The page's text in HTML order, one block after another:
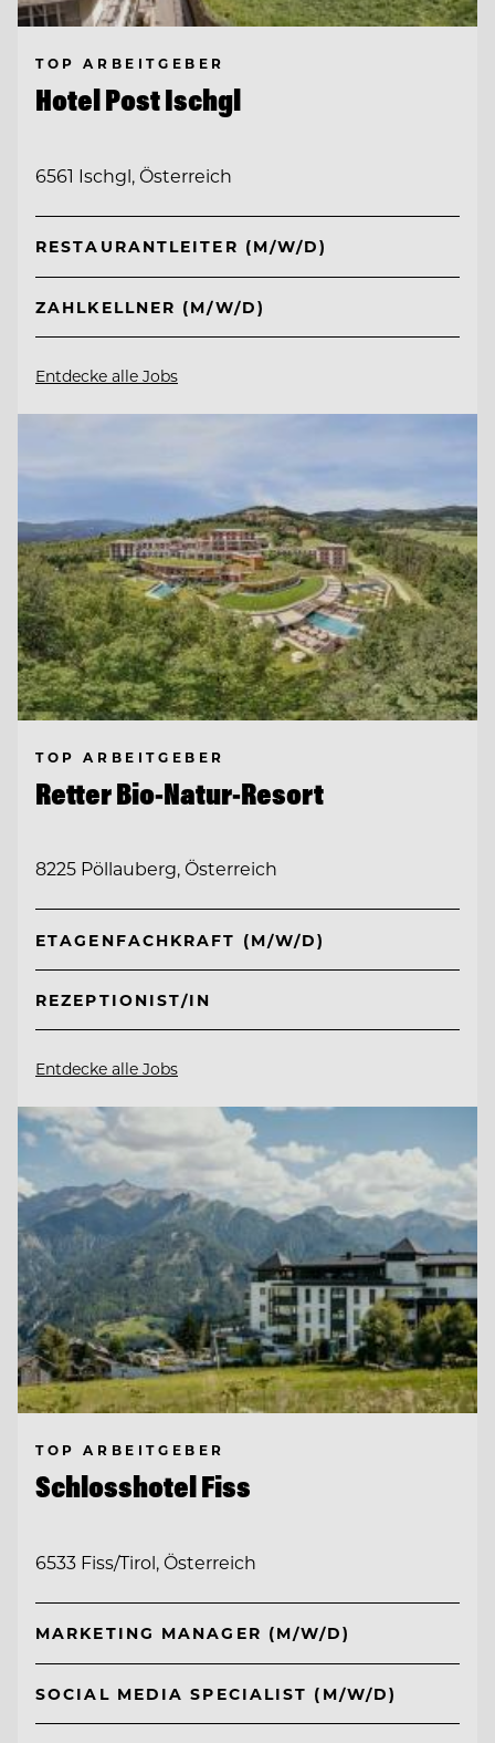
TOP ARBEITGEBER
Hotel Post Ischgl
6561 Ischgl, Österreich
RESTAURANTLEITER (M/W/D)
ZAHLKELLNER (M/W/D)
Entdecke alle Jobs
TOP ARBEITGEBER
Retter Bio-Natur-Resort
8225 Pöllauberg, Österreich
ETAGENFACHKRAFT (M/W/D)
REZEPTIONIST/IN
Entdecke alle Jobs
TOP ARBEITGEBER
Schlosshotel Fiss
6533 Fiss/Tirol, Österreich
MARKETING MANAGER (M/W/D)
SOCIAL MEDIA SPECIALIST (M/W/D)